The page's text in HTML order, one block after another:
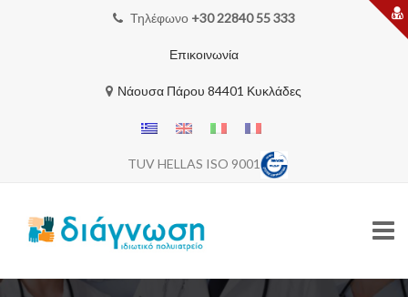
Τηλέφωνο +30 22840 55 333
Επικοινωνία
Νάουσα Πάρου 84401 Κυκλάδες
TUV HELLAS ISO 9001
Skip